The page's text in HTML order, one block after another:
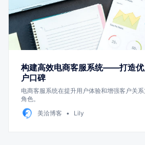
构建高效电商客服系统——打造优
户口碑
电商客服系统在提升用户体验和增强客户关
角色。
美洽博客
Lily